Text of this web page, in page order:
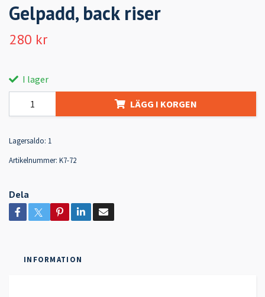
Gelpadd, back riser
280 kr
I lager
LÄGG I KORGEN
Lagersaldo: 1
Artikelnummer: K7-72
Dela
INFORMATION